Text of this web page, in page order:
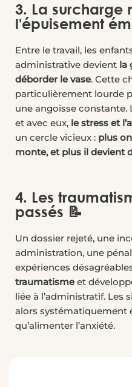
3. La surcharge
l'épuisement
Entre le travail, les
administrative devient la
déborder le vase. Cette
particulièrement lourde
une angoisse constante.
et avec eux, le stress et
un cercle vicieux : plus
monte, et plus il devient
4. Les
passés 📝
Un dossier rejeté, une
administration, une
expériences
traumatismeet
liée à l’administratif.
alors systématiquement
qu’alimenter l’anxiété.